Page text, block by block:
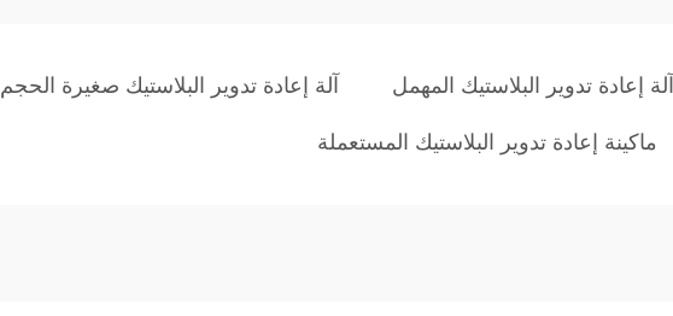
آلة إعادة تدوير البلاستيك المهمل آلة إعادة تدوير البلاستيك صغيرة الحجم
ماكينة إعادة تدوير البلاستيك المستعملة